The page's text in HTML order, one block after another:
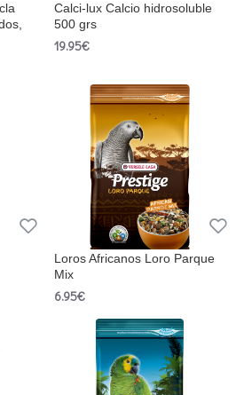
Calci-lux Calcio hidrosoluble
500 grs
19.95€
Loros Africanos Loro Parque
Mix
6.95€